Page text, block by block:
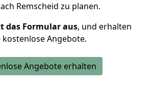
Remscheid zu planen.
das Formular aus, und erhalten
kostenlose Angebote.
Angebote erhalten